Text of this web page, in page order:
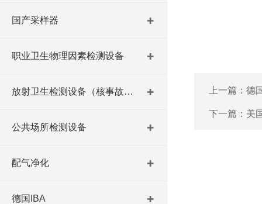
国产采样器
职业卫生物理因素检测设备
放射卫生检测设备（核事故与放射医学）
公共场所检测设备
配气净化
德国IBA
上一篇： 德
下一篇： 美